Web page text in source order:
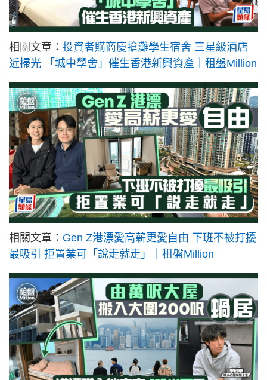
相關文章： 投資者購商廈搶灘學生宿舍 三星級酒店
近掃光 「城中學舍」催生香港新興資產｜租盤Million
相關文章： Gen Z港漂愛高薪更愛自由 下班不被打擾
最吸引 拒置業可「說走就走」｜租盤Million